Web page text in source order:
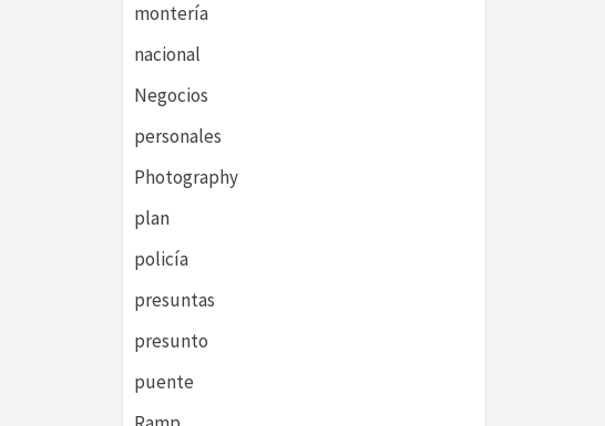
montería
nacional
Negocios
personales
Photography
plan
policía
presuntas
presunto
puente